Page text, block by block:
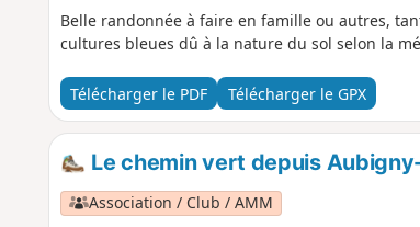
Belle randonnée à faire en famille ou autres,
cultures bleues dû à la nature du sol selon la
Télécharger le PDF Télécharger le GPX
Le chemin vert depuis
Association / Club / AMM